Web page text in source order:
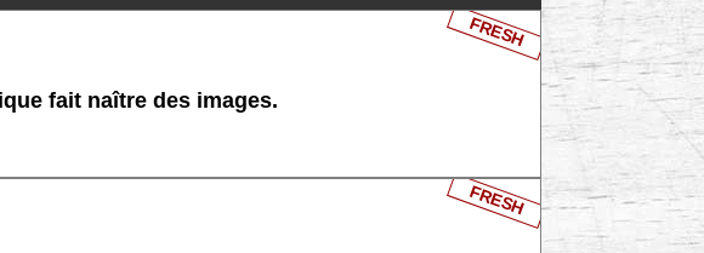
fait naître des images.
FRESH
FRESH